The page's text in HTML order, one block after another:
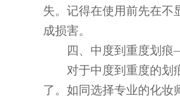
失。记得在使用前先在不
成损害。
四、中度到重度划痕
对于中度到重度的划
了。如同选择专业的化妆